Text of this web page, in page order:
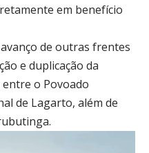
em benefício
de outras frentes
e duplicação da
entre o Povoado
de Lagarto, além de
.